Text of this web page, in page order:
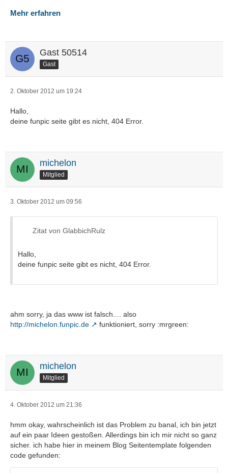
Mehr erfahren
Gast 50514
Gast
2. Oktober 2012 um 19:24
Hallo,
deine funpic seite gibt es nicht, 404 Error.
michelon
Mitglied
3. Oktober 2012 um 09:56
Zitat von GlabbichRulz
Hallo,
deine funpic seite gibt es nicht, 404 Error.
ahm sorry, ja das www ist falsch.... also
http://michelon.funpic.de
funktioniert, sorry :mrgreen:
michelon
Mitglied
4. Oktober 2012 um 21:36
hmm okay, wahrscheinlich ist das Problem zu banal, ich bin jetzt
auf ein paar Ideen gestoßen. Allerdings bin ich mir nicht so ganz
sicher. ich habe hier in meinem Blog Seitentemplate folgenden
code gefunden: